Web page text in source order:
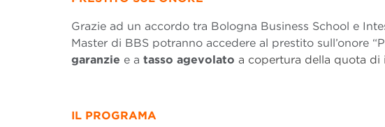
Grazie ad un accordo tra Bologna Business School e
Master di BBS potranno accedere al prestito sull’onore
garanzie e a tasso agevolato a copertura della quota di
IL PROGRAMA